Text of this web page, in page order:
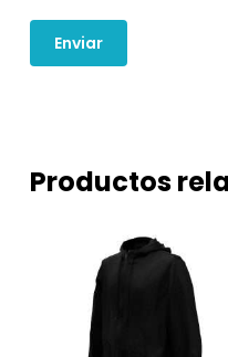
Productos